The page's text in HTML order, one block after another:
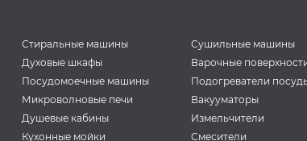
Стиральные машины
Сушильные машины
Духовые шкафы
Варочные
Посудомоечные машины
Подогреватели
Микроволновые печи
Вакууматоры
Душевые кабины
Измельчители
Кухонные мойки Смесители